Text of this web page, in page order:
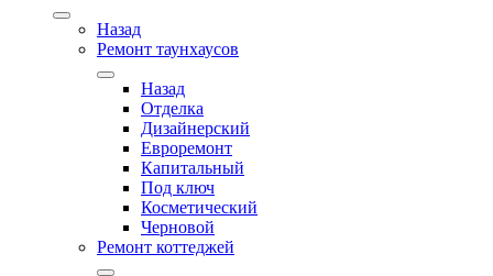
Назад
Ремонт таунхаусов
Назад
Отделка
Дизайнерский
Евроремонт
Капитальный
Под ключ
Косметический
Черновой
Ремонт коттеджей